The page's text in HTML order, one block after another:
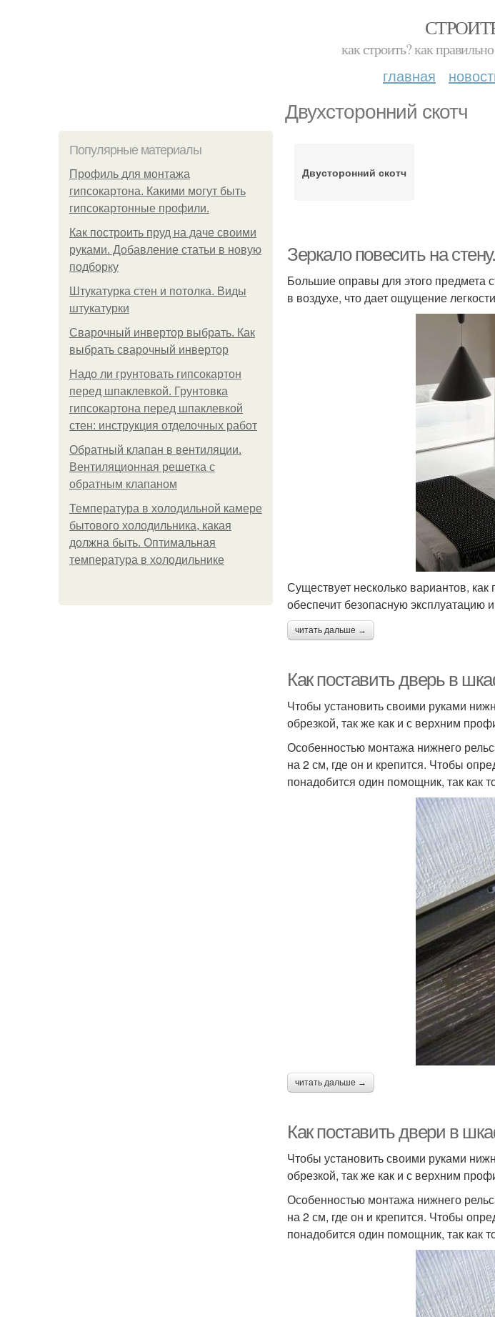
как строить? как
главная
Двухсторонний скотч
Популярные материалы
Профиль для монтажа
гипсокартона. Какими могут быть
гипсокартонные профили.
Как построить пруд на даче своими
руками. Добавление статьи в новую
подборку
Штукатурка стен и потолка. Виды
штукатурки
Сварочный инвертор выбрать. Как
выбрать сварочный инвертор
Надо ли грунтовать гипсокартон
перед шпаклевкой. Грунтовка
гипсокартона перед шпаклевкой
стен: инструкция отделочных работ
Обратный клапан в вентиляции.
Вентиляционная решетка с
обратным клапаном
Температура в холодильной камере
бытового холодильника, какая
должна быть. Оптимальная
температура в холодильнике
Двусторонний скотч
Зеркало повесить на
Большие оправы для этого предмета
в воздухе, что дает ощущение
Существует несколько вариантов,
обеспечит безопасную эксплуатацию
читать дальше →
Как поставить дверь в
Чтобы установить своими руками
обрезкой, так же как и с верхним
Особенностью монтажа нижнего
на 2 см, где он и крепится. Чтобы
понадобится один помощник, так как
читать дальше →
Как поставить двери в
Чтобы установить своими руками
обрезкой, так же как и с верхним
Особенностью монтажа нижнего
на 2 см, где он и крепится. Чтобы
понадобится один помощник, так как